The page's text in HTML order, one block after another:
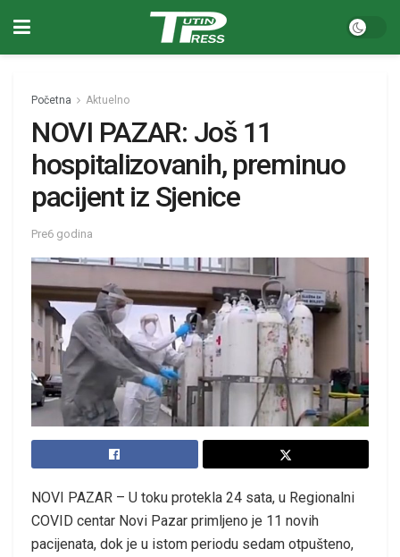
Početna Aktuelno
NOVI PAZAR: Još 11
hospitalizovanih, preminuo
pacijent iz Sjenice
Pre6 godina
NOVI PAZAR – U toku protekla 24 sata, u Regionalni
COVID centar Novi Pazar primljeno je 11 novih
pacijenata, dok je u istom periodu sedam otpušteno,